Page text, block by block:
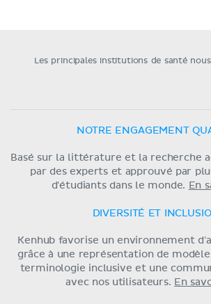
Les principales institutions de santé
NOTRE ENGAGEMENT
Basé sur la littérature et la recherche
par des experts et approuvé par
d'étudiants dans le monde. En
DIVERSITÉ ET
Kenhub favorise un environnement
grâce à une représentation de
terminologie inclusive et une
avec nos utilisateurs. En